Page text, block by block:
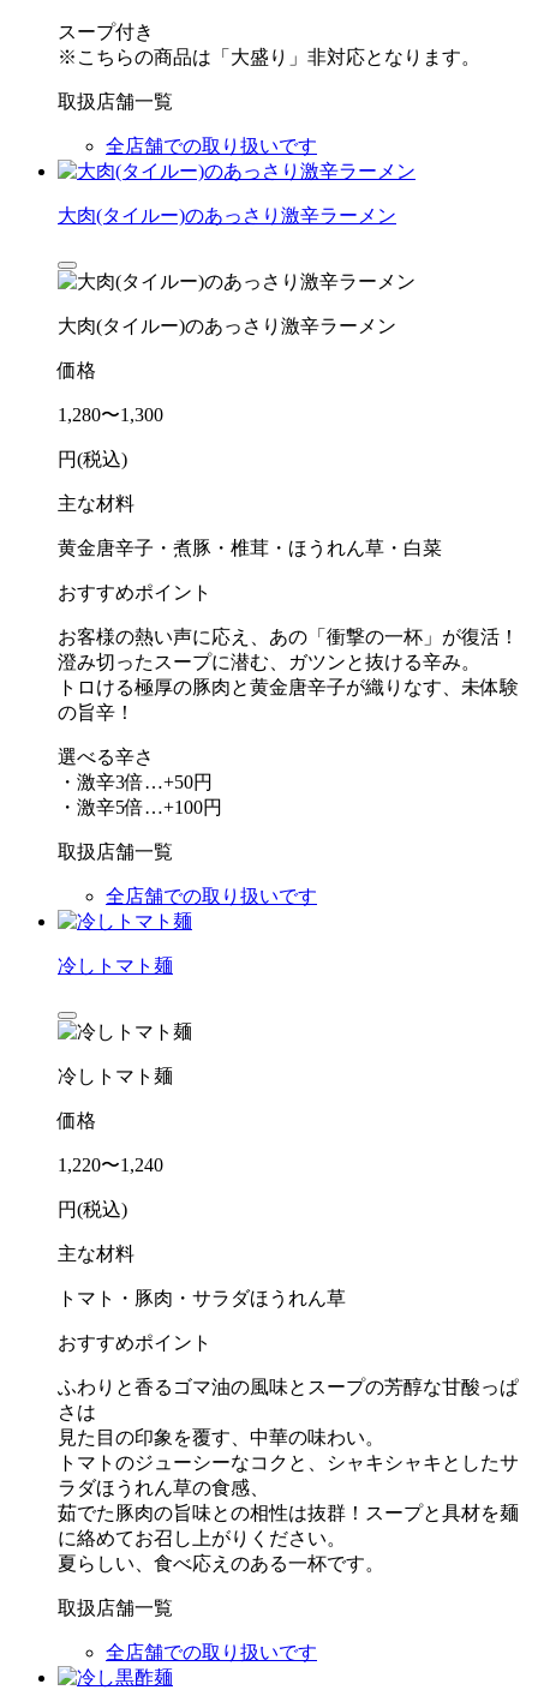
スープ付き
※こちらの商品は「大盛り」非対応となります。
取扱店舗一覧
全店舗での取り扱いです
大肉(タイルー)のあっさり激辛ラーメン
大肉(タイルー)のあっさり激辛ラーメン
価格
1,280〜1,300
円(税込)
主な材料
黄金唐辛子・煮豚・椎茸・ほうれん草・白菜
おすすめポイント
お客様の熱い声に応え、あの「衝撃の一杯」が復活！
澄み切ったスープに潜む、ガツンと抜ける辛み。
トロける極厚の豚肉と黄金唐辛子が織りなす、未体験
の旨辛！
選べる辛さ
・激辛3倍…+50円
・激辛5倍…+100円
取扱店舗一覧
全店舗での取り扱いです
冷しトマト麺
冷しトマト麺
価格
1,220〜1,240
円(税込)
主な材料
トマト・豚肉・サラダほうれん草
おすすめポイント
ふわりと香るゴマ油の風味とスープの芳醇な甘酸っぱ
さは
見た目の印象を覆す、中華の味わい。
トマトのジューシーなコクと、シャキシャキとしたサ
ラダほうれん草の食感、
茹でた豚肉の旨味との相性は抜群！スープと具材を麺
に絡めてお召し上がりください。
夏らしい、食べ応えのある一杯です。
取扱店舗一覧
全店舗での取り扱いです